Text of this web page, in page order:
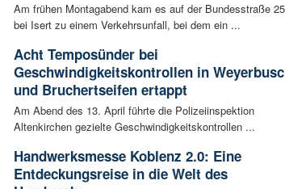
Am frühen Montagabend kam es auf der Bundesstraße
bei Isert zu einem Verkehrsunfall, bei dem ein ...
Acht Temposünder bei
Geschwindigkeitskontrollen in
und Bruchertseifen ertappt
Am Abend des 13. April führte die Polizeiinspektion
Altenkirchen gezielte Geschwindigkeitskontrollen ...
Handwerksmesse Koblenz 2.0: Eine
Entdeckungsreise in die Welt des